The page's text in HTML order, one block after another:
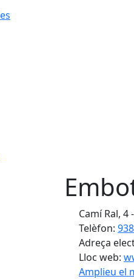
Camí Ral, 4
Telèfon:
Adreça
Lloc web:
Amplieu el